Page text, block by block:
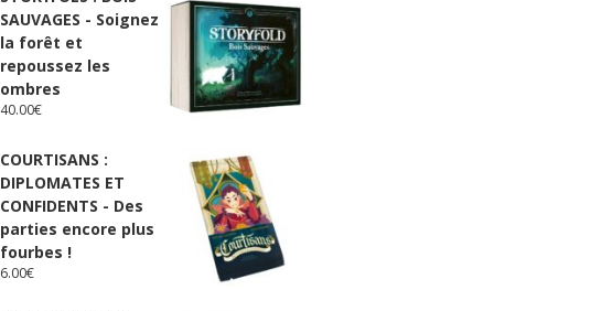
SAUVAGES - Soignez
la forêt et
repoussez les
ombres
40.00€
COURTISANS :
DIPLOMATES ET
CONFIDENTS - Des
parties encore plus
fourbes !
6.00€